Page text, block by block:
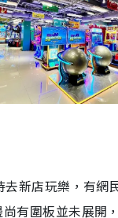
新店玩樂，有網
有圍板並未展開